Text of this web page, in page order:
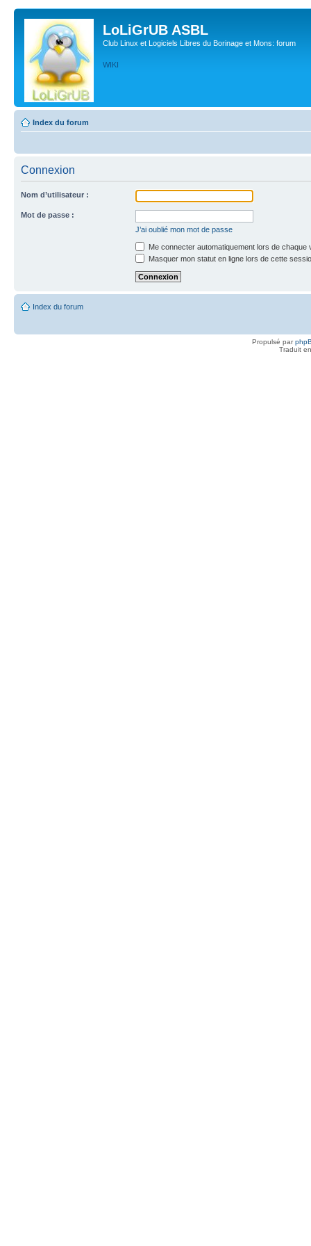
LoLiGrUB ASBL
Club Linux et Logiciels Libres du Borinage et Mons: forum
WIKI
Index du forum
Connexion
Nom d’utilisateur :
Mot de passe :
J’ai oublié mon mot de passe
Me connecter automatiquement lors de chaque
Masquer mon statut en ligne lors de cette
Index du forum
Propulsé par
Traduit